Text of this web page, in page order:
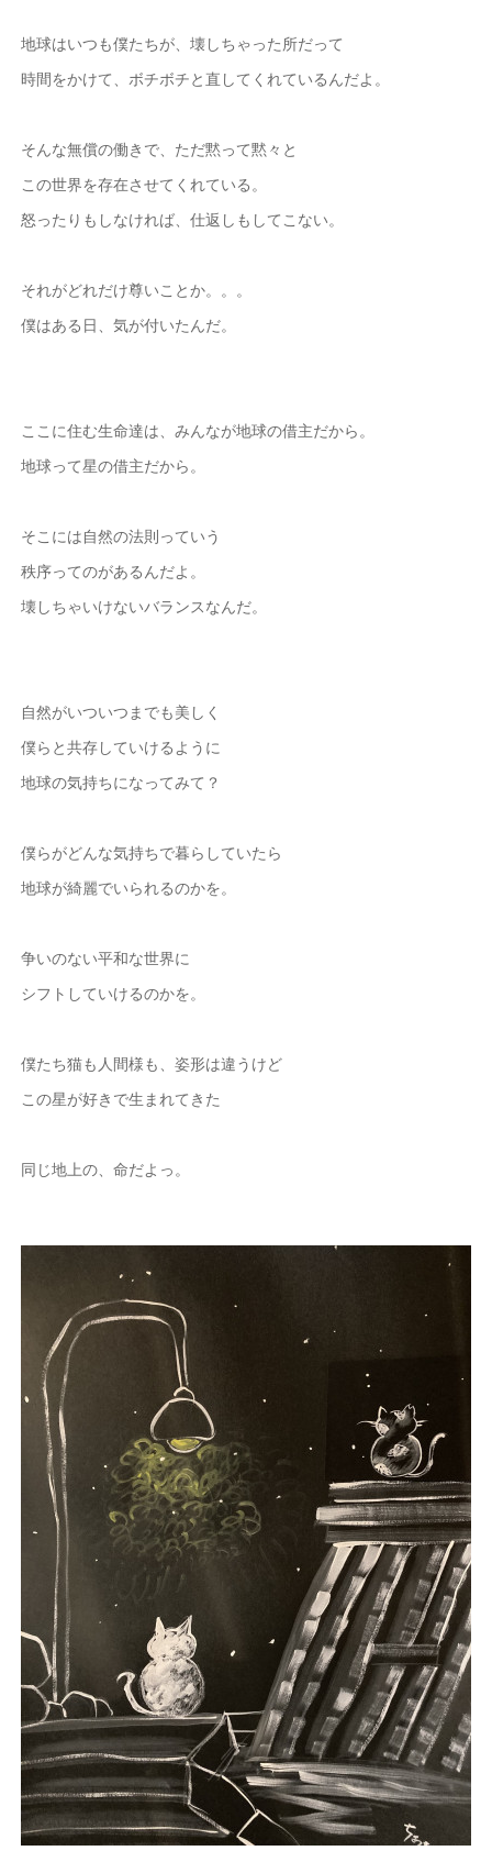
地球はいつも僕たちが、壊しちゃった所だって
時間をかけて、ボチボチと直してくれているんだよ。
そんな無償の働きで、ただ黙って黙々と
この世界を存在させてくれている。
怒ったりもしなければ、仕返しもしてこない。
それがどれだけ尊いことか。。。
僕はある日、気が付いたんだ。
ここに住む生命達は、みんなが地球の借主だから。
地球って星の借主だから。
そこには自然の法則っていう
秩序ってのがあるんだよ。
壊しちゃいけないバランスなんだ。
自然がいついつまでも美しく
僕らと共存していけるように
地球の気持ちになってみて？
僕らがどんな気持ちで暮らしていたら
地球が綺麗でいられるのかを。
争いのない平和な世界に
シフトしていけるのかを。
僕たち猫も人間様も、姿形は違うけど
この星が好きで生まれてきた
同じ地上の、命だよっ。